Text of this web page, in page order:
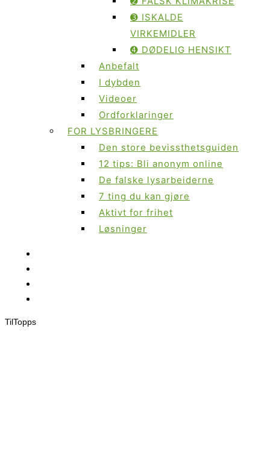
➌ ISKALDE
VIRKEMIDLER
➍ DØDELIG HENSIKT
Anbefalt
I dybden
Videoer
Ordforklaringer
FOR LYSBRINGERE
Den store bevissthetsguiden
12 tips: Bli anonym online
De falske lysarbeiderne
7 ting du kan gjøre
Aktivt for frihet
Løsninger
TilTopps